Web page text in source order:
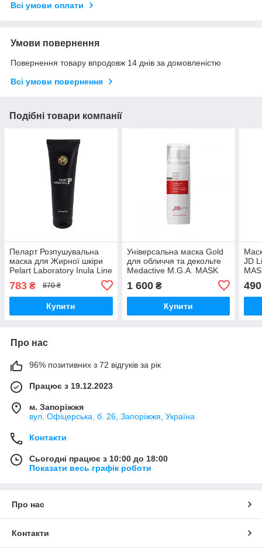
Всі умови оплати
Умови повернення
Повернення товару впродовж 14 днів за домовленістю
Всі умови повернення
Подібні товари компанії
Пеларт Розпушувальна
маска для Жирної шкіри
Pelart Laboratory Inula Line
мл
783 ₴ 870 ₴
Купити
Універсальна маска Gold
для обличчя та декольте
Medactive M.G.A. MASK
decollete, 150мл
1 600₴
Купити
JD
490
Про нас
96% позитивних з 72 відгуків за рік
Працює з 19.12.2023
м. Запоріжжя
вул. Офіцерська, б. 26, Запоріжжя, Україна
Контакти
Сьогодні працює з 10:00 до 18:00
Показати весь графік роботи
Про нас
Контакти